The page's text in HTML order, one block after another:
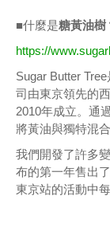
■什麼是糖黃油樹
https://
Sugar Butter
司由東京領先的
2010年成立。通
將黃油與獨特混
我們開發了許多
布的第一年售出
東京站的活動中